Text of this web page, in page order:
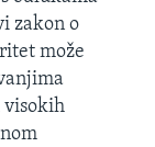
zakon o
može
visokih